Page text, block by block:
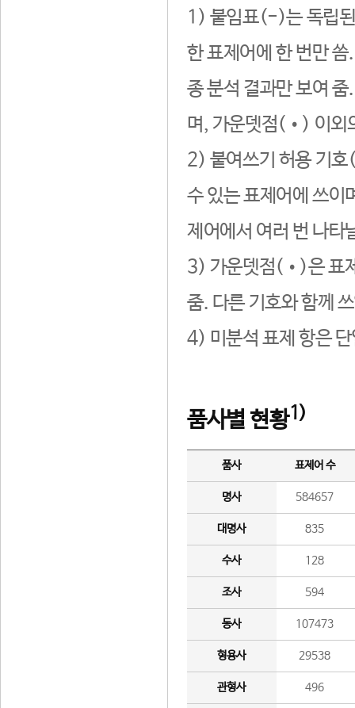
1) 붙임표(-)는 독립된
한 표제어에 한 번만
종 분석 결과만 보여
며, 가운뎃점(•) 이외
2) 붙여쓰기 허용 기호
수 있는 표제어에 쓰이
제어에서 여러 번 나타
3) 가운뎃점(•)은 표
줌. 다른 기호와 함께
4) 미분석 표제 항은
품사별 현황1)
품사 표제어 수
명사 584657
대명사 835
수사 128
조사 594
동사 107473
형용사 29538
관형사 496